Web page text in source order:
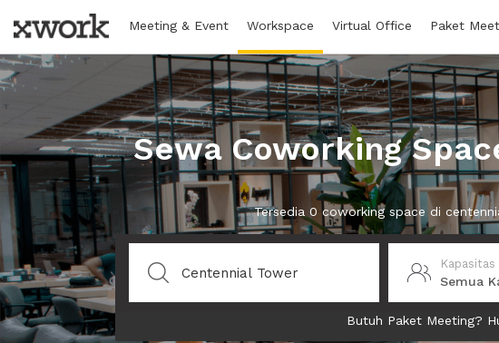
Meeting & Event Workspace Virtual Office Paket
Sewa Coworking
Tersedia 0 coworking space di
Kapasitas
Semua
Butuh Paket Meeting?